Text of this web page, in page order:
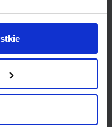
się na wyspę
swojej
w
od turystów,
Na Koh